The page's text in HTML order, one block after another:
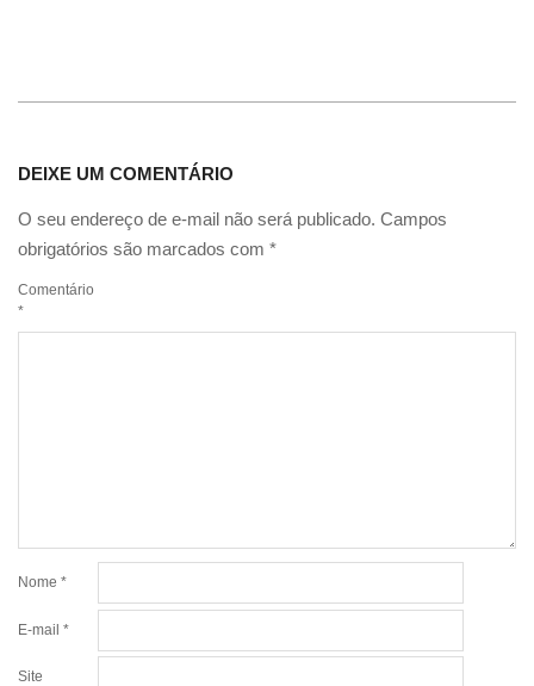
DEIXE UM COMENTÁRIO
O seu endereço de e-mail não será publicado. Campos
obrigatórios são marcados com *
Comentário
*
Nome *
E-mail *
Site